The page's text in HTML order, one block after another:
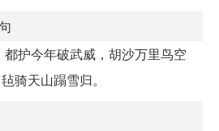
护今年破武威，胡沙万里鸟空
骑天山蹋雪归。